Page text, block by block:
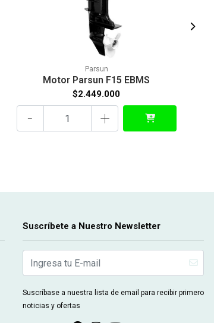
Parsun
Motor Parsun F15 EBMS
$2.449.000
- +
Suscríbete a Nuestro Newsletter
Suscríbase a nuestra lista de email para recibir primero
noticias y ofertas